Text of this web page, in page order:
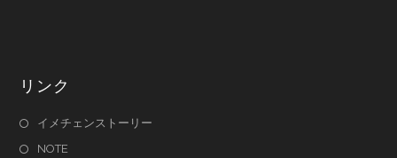
リンク
イメチェンストーリー
NOTE